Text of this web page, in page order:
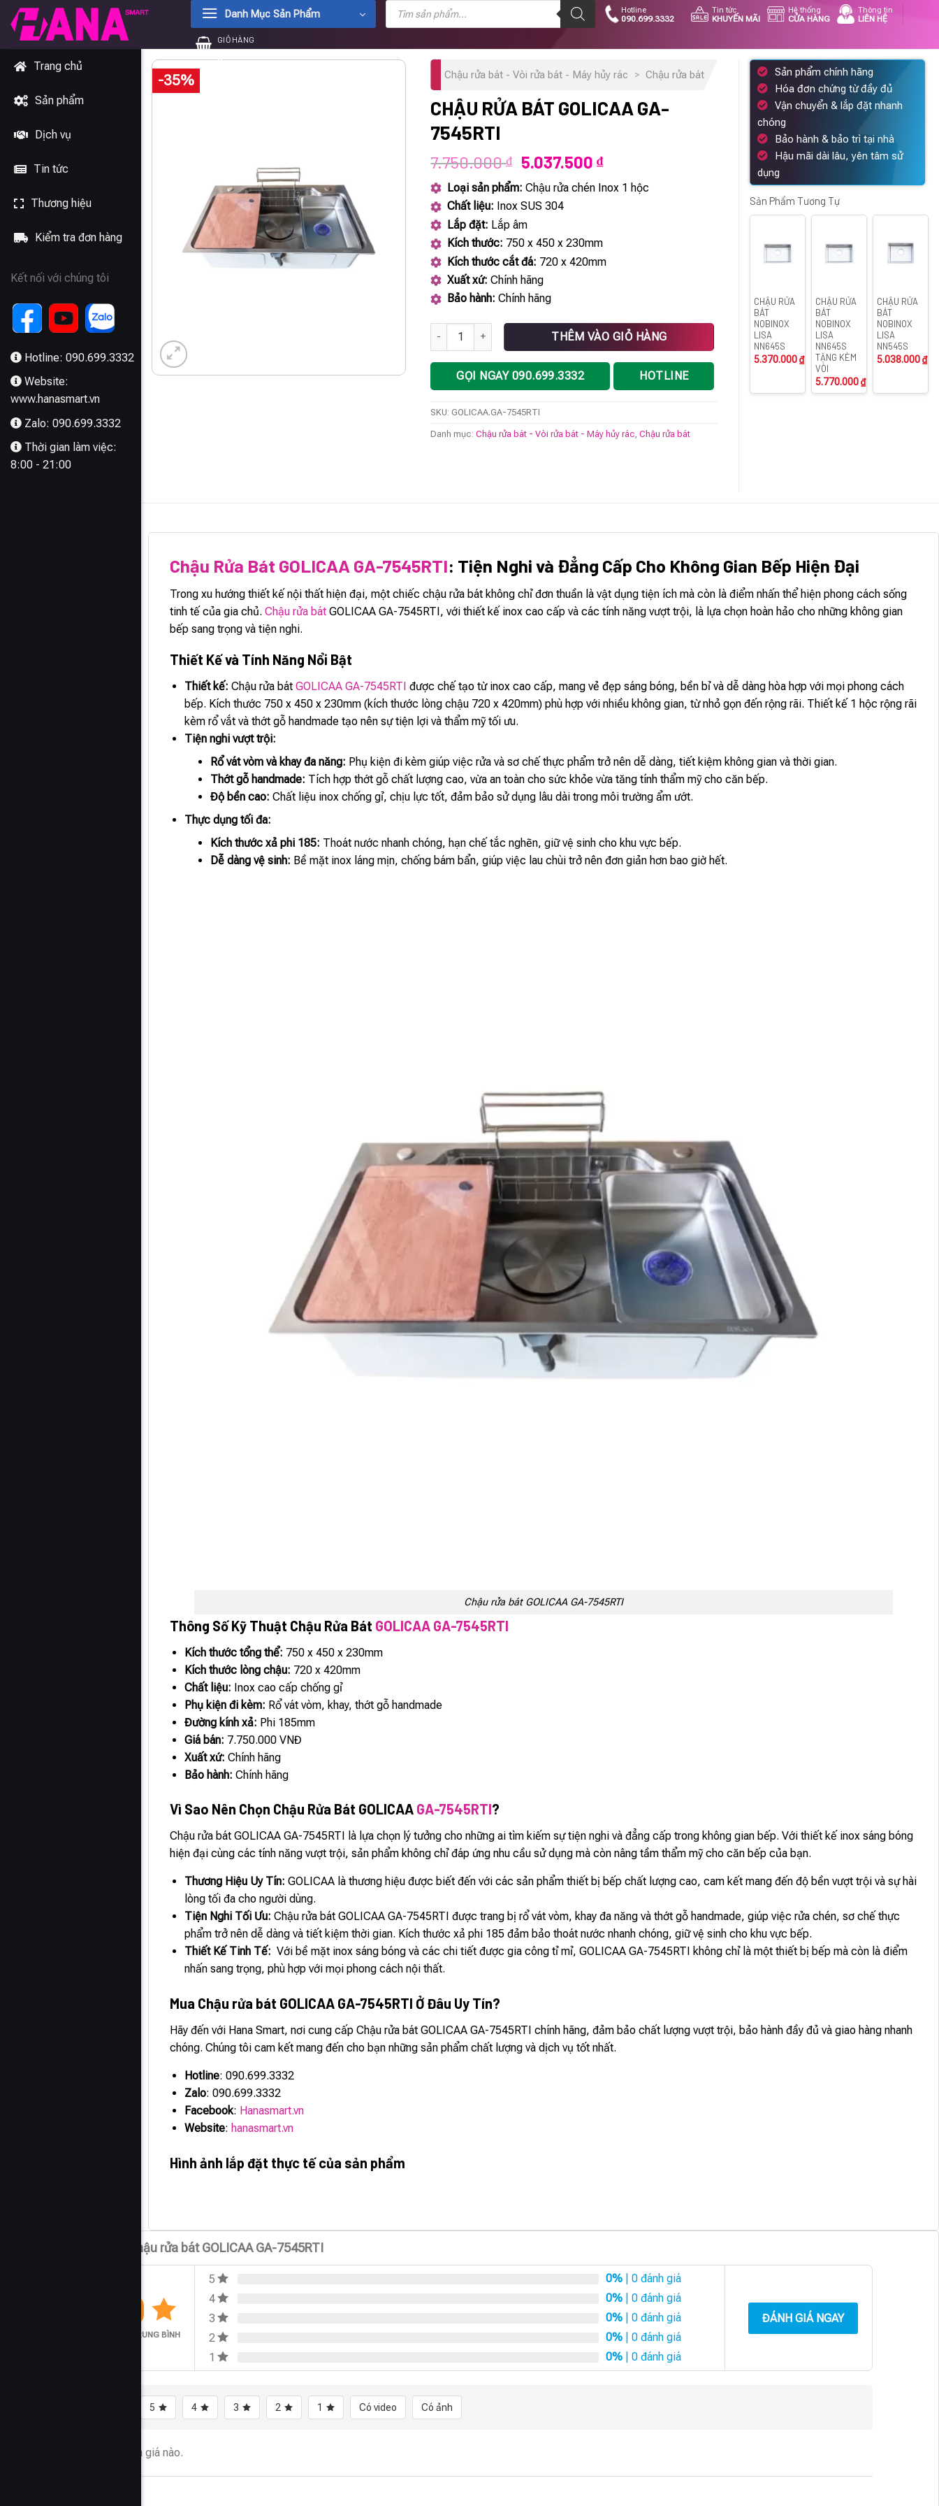
Chuyển
đến
dung
Danh Mục Sản Phẩm
Tìm
kiếm
phẩm
Hotline
090.699.3332
Tin tức
KHUYẾN MÃI
Hệ thống
CỬA HÀNG
Thông tin
LIÊN HỆ
GIỎ HÀNG
0₫
Trang chủ
Sản phẩm
Dịch vụ
Tin tức
Thương hiệu
Kiểm tra đơn hàng
Kết nối với chúng tôi
Hotline: 090.699.3332
Website:
www.hanasmart.vn
Zalo: 090.699.3332
Thời gian làm việc:
8:00 - 21:00
-35% Chậu rửa bát - Vòi rửa bát - Máy hủy rác > Chậu rửa bát
CHẬU RỬA BÁT GOLICAA GA-
7545RTI
7.750.000₫
Giá
gốc
là:
7.750.000 ₫.
5.037.500 ₫Giá
hiện
tại
Loại sản phẩm: Chậu rửa chén Inox 1 hộc
Chất liệu: Inox SUS 304
Lắp đặt: Lắp âm
Kích thước: 750 x 450 x 230mm
Kích thước cắt đá: 720 x 420mm
Xuất xứ:Chính hãng
Bảo hành: Chính hãng
Chậu rửa bát GOLICAA GA-7545RTI số lượng
THÊM VÀO GIỎ HÀNG
GỌI NGAY 090.699.3332 HOTLINE
SKU:GOLICAA.GA-7545RTI
Danh mục:Chậu rửa bát - Vòi rửa bát - Máy hủy rác ,Chậu rửa bát
Sản phẩm chính hãng
Hóa đơn chứng từ đầy đủ
Vận chuyển & lắp đặt nhanh
chóng
Bảo hành & bảo trì tại nhà
Hậu mãi dài lâu, yên tâm sử
dụng
Sản Phẩm Tương Tự
CHẬU RỬA
BÁT
NOBINOX
LISA
NN645S
5.370.000₫
CHẬU RỬA
BÁT
NOBINOX
LISA
NN645S
TẶNG KÈM
VÒI
5.770.000₫
CHẬU RỬA
BÁT
NOBINOX
LISA
NN545S
5.038.000₫
Chậu Rửa Bát GOLICAA GA-7545RTI: Tiện Nghi và Đẳng Cấp Cho Không Gian Bếp Hiện Đại
Trong xu hướng thiết kế nội thất hiện đại, một chiếc chậu rửa bát không chỉ đơn thuần là vật dụng tiện ích mà còn là điểm nhấn thể hiện phong cách sống
tinh tế của gia chủ.Chậu rửa bát GOLICAA GA-7545RTI, với thiết kế inox cao cấp và các tính năng vượt trội, là lựa chọn hoàn hảo cho những không gian
bếp sang trọng và tiện nghi.
Thiết Kế và Tính Năng Nổi Bật
Thiết kế:Chậu rửa bátGOLICAA GA-7545RTI được chế tạo từ inox cao cấp, mang vẻ đẹp sáng bóng, bền bỉ và dễ dàng hòa hợp với mọi phong cách
bếp. Kích thước 750 x 450 x 230mm (kích thước lòng chậu 720 x 420mm) phù hợp với nhiều không gian, từ nhỏ gọn đến rộng rãi. Thiết kế 1 hộc rộng rãi
kèm rổ vắt và thớt gỗ handmade tạo nên sự tiện lợi và thẩm mỹ tối ưu.
Tiện nghi vượt trội:
Rổ vát vòm và khay đa năng: Phụ kiện đi kèm giúp việc rửa và sơ chế thực phẩm trở nên dễ dàng, tiết kiệm không gian và thời gian.
Thớt gỗ handmade: Tích hợp thớt gỗ chất lượng cao, vừa an toàn cho sức khỏe vừa tăng tính thẩm mỹ cho căn bếp.
Độ bền cao: Chất liệu inox chống gỉ, chịu lực tốt, đảm bảo sử dụng lâu dài trong môi trường ẩm ướt.
Thực dụng tối đa:
Kích thước xả phi 185: Thoát nước nhanh chóng, hạn chế tắc nghẽn, giữ vệ sinh cho khu vực bếp.
Dễ dàng vệ sinh: Bề mặt inox láng mịn, chống bám bẩn, giúp việc lau chùi trở nên đơn giản hơn bao giờ hết.
Chậu rửa bát GOLICAA GA-7545RTI
Thông Số Kỹ Thuật Chậu Rửa Bát GOLICAA GA-7545RTI
Kích thước tổng thể: 750 x 450 x 230mm
Kích thước lòng chậu: 720 x 420mm
Chất liệu: Inox cao cấp chống gỉ
Phụ kiện đi kèm: Rổ vát vòm, khay, thớt gỗ handmade
Đường kính xả: Phi 185mm
Giá bán: 7.750.000 VNĐ
Xuất xứ: Chính hãng
Bảo hành: Chính hãng
Vì Sao Nên Chọn Chậu Rửa Bát GOLICAA GA-7545RTI?
Chậu rửa bát GOLICAA GA-7545RTI là lựa chọn lý tưởng cho những ai tìm kiếm sự tiện nghi và đẳng cấp trong không gian bếp. Với thiết kế inox sáng bóng
hiện đại cùng các tính năng vượt trội, sản phẩm không chỉ đáp ứng nhu cầu sử dụng mà còn nâng tầm thẩm mỹ cho căn bếp của bạn.
Thương Hiệu Uy Tín:GOLICAA là thương hiệu được biết đến với các sản phẩm thiết bị bếp chất lượng cao, cam kết mang đến độ bền vượt trội và sự hài
lòng tối đa cho người dùng.
Tiện Nghi Tối Ưu:Chậu rửa bát GOLICAA GA-7545RTI được trang bị rổ vát vòm, khay đa năng và thớt gỗ handmade, giúp việc rửa chén, sơ chế thực
phẩm trở nên dễ dàng và tiết kiệm thời gian. Kích thước xả phi 185 đảm bảo thoát nước nhanh chóng, giữ vệ sinh cho khu vực bếp.
Thiết Kế Tinh Tế:Với bề mặt inox sáng bóng và các chi tiết được gia công tỉ mỉ, GOLICAA GA-7545RTI không chỉ là một thiết bị bếp mà còn là điểm
nhấn sang trọng, phù hợp với mọi phong cách nội thất.
Mua Chậu rửa bát GOLICAA GA-7545RTI Ở Đâu Uy Tín?
Hãy đến với Hana Smart, nơi cung cấp Chậu rửa bát GOLICAA GA-7545RTI chính hãng, đảm bảo chất lượng vượt trội, bảo hành đầy đủ và giao hàng nhanh
chóng. Chúng tôi cam kết mang đến cho bạn những sản phẩm chất lượng và dịch vụ tốt nhất.
Hotline: 090.699.3332
Zalo: 090.699.3332
Facebook: Hanasmart.vn
Website: hanasmart.vn
Hình ảnh lắp đặt thực tế của sản phẩm
Đánh giá Chậu rửa bát GOLICAA GA-7545RTI
0.0
ĐÁNH GIÁ TRUNG BÌNH
5 0%| 0 đánh giá
4
0%| 0 đánh giá
3
0%| 0 đánh giá
2
0%| 0 đánh giá
1
0%| 0 đánh giá
ĐÁNH GIÁ NGAY
5 4 3 2 1 Có video Có ảnh
Chưa có đánh giá nào.